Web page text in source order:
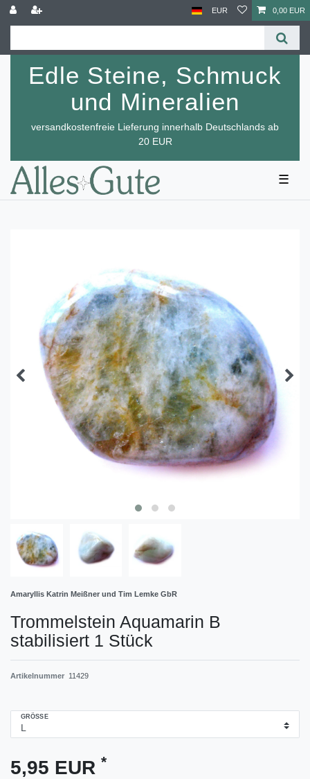
EUR 0,00 EUR
Edle Steine, Schmuck
und Mineralien
versandkostenfreie Lieferung innerhalb Deutschlands ab
20 EUR
☰
Amaryllis Katrin Meißner und Tim Lemke GbR
Trommelstein Aquamarin B
stabilisiert 1 Stück
Artikelnummer 11429
GRÖSSE
5,95 EUR *